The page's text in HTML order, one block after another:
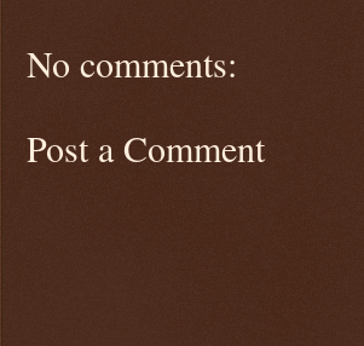
No comments:
Post a Comment